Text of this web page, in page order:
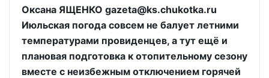
Оксана ЯЩЕНКО gazeta@ks.chukotka.ru
Июльская погода совсем не балует летними
температурами провиденцев, а тут ещё и
плановая подготовка к отопительному сезону
вместе с неизбежным отключением горячей